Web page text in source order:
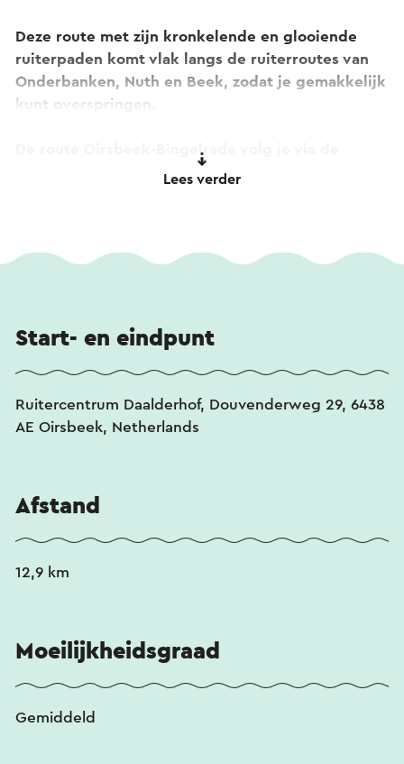
Deze route met zijn kronkelende en glooiende
ruiterpaden komt vlak langs de ruiterroutes van
Onderbanken, Nuth en Beek, zodat je gemakkelijk
kunt overspringen.
De route Oirsbeek-Bingelrade volg je via de
routebordjes nummer 24.Lees verder
Start- en eindpunt
Ruitercentrum Daalderhof, Douvenderweg 29, 6438
AE Oirsbeek, Netherlands
Afstand
12,9 km
Moeilijkheidsgraad
Gemiddeld